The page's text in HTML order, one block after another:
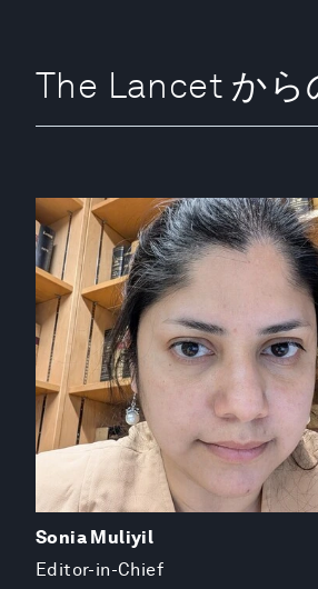
The Lancet から
Sonia Muliyil
Editor-in-Chief